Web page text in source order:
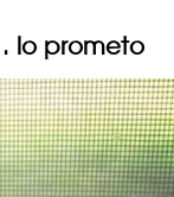
lo prometo